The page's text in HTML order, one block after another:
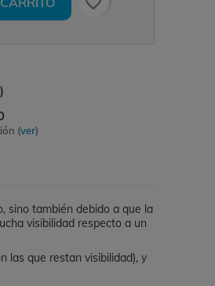
(ver)
sino también debido a que la
visibilidad respecto a un
las que restan visibilidad), y